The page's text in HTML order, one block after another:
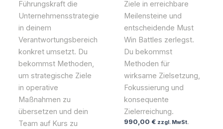
Führungskraft die
Unternehmensstrategie
in deinem
Verantwortungsbereich
konkret umsetzt. Du
bekommst Methoden,
um strategische Ziele
in operative
Maßnahmen zu
übersetzen und dein
Team auf Kurs zu
Ziele in erreichbare
Meilensteine und
entscheidende Must
Win Battles zerlegst.
Du bekommst
Methoden für
wirksame Zielsetzung,
Fokussierung und
konsequente
Zielerreichung.
990,00 € zzgl. MwSt.